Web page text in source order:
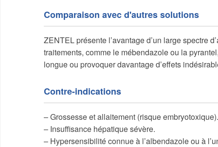
Comparaison avec d'autres solutions
ZENTEL présente l’avantage d’un large spectre
traitements, comme le mébendazole ou la
longue ou provoquer davantage d’effets
Contre-indications
– Grossesse et allaitement (risque embryotoxique).
– Insuffisance hépatique sévère.
– Hypersensibilité connue à l’albendazole ou à